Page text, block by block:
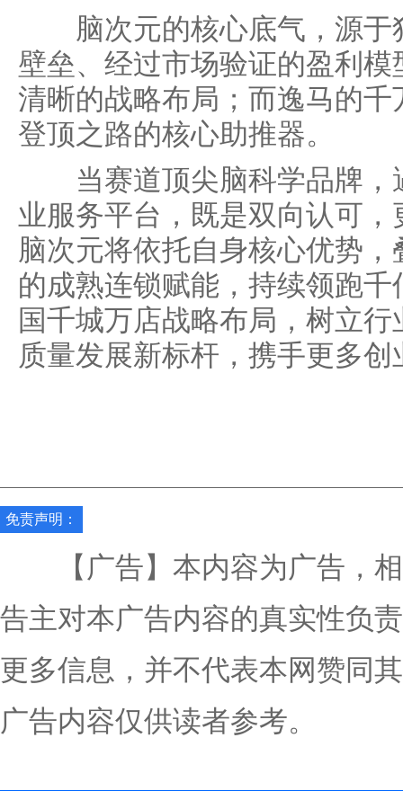
脑次元的核心底气，源于
壁垒、经过市场验证的盈利
清晰的战略布局；而逸马的
登顶之路的核心助推器。
当赛道顶尖脑科学品牌，
业服务平台，既是双向认可
脑次元将依托自身核心优势
的成熟连锁赋能，持续领跑
国千城万店战略布局，树立
质量发展新标杆，携手更多
免责声明：
【广告】本内容为广告，相
告主对本广告内容的真实性负
更多信息，并不代表本网赞同
广告内容仅供读者参考。